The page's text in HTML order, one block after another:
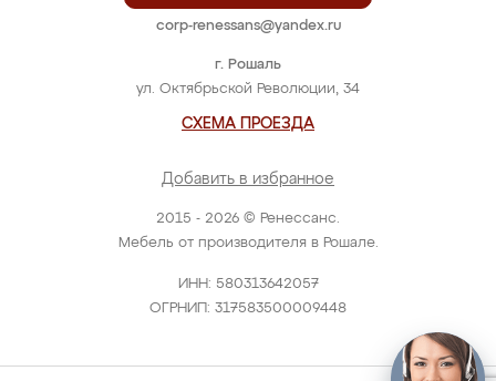
2015 - 2026 © Ренессанс.
Мебель от производителя в Рошале.
ИНН: 580313642057
ОГРНИП: 317583500009448
г. Рошаль
ул. Октябрьской Революции, 34
СХЕМА ПРОЕЗДА
Добавить в избранное
corp-renessans@yandex.ru